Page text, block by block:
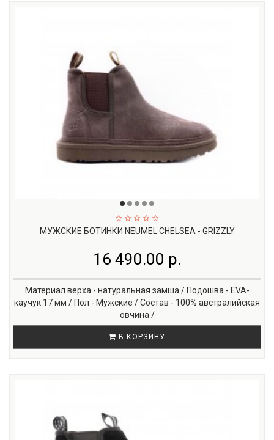
МУЖСКИЕ БОТИНКИ NEUMEL CHELSEA - GRIZZLY
16 490.00 р.
Материал верха - натуральная замша / Подошва - EVA-
каучук 17 мм / Пол - Мужские / Состав - 100% австралийская
овчина /
В КОРЗИНУ